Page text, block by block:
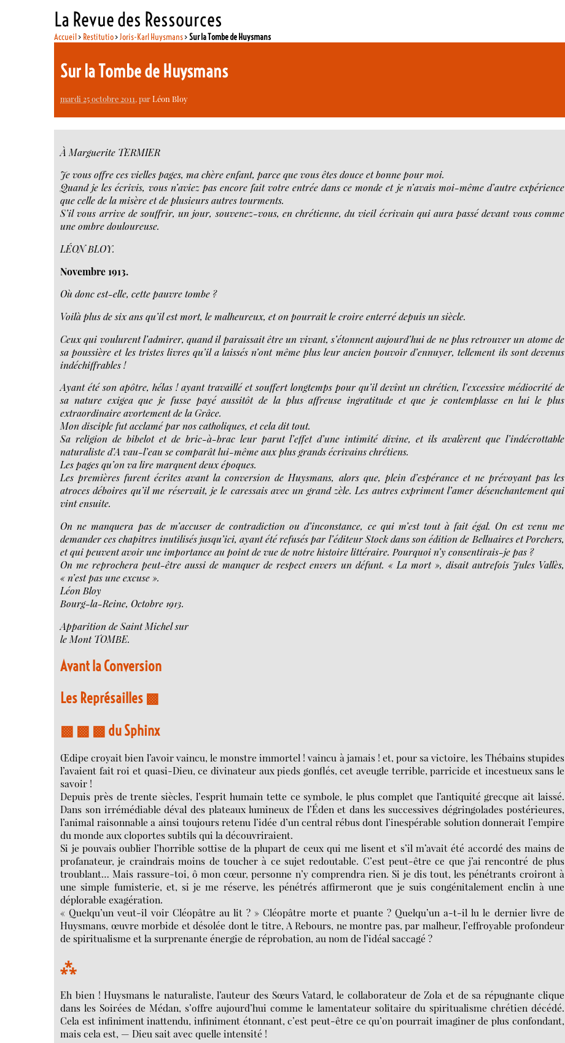
La Revue des Ressources
Accueil> Restitutio>Joris-Karl Huysmans>Sur la Tombe de Huysmans
Sur la Tombe de Huysmans
mardi 25 octobre 2011, parLéon Bloy
À Marguerite TERMIER
Je vous offre ces vielles pages, ma chère enfant, parce que vous êtes douce et bonne pour moi.
Quand je les écrivis, vous n’aviez pas encore fait votre entrée dans ce monde et je n’avais moi-même d’autre expérience
que celle de la misère et de plusieurs autres tourments.
S’il vous arrive de souffrir, un jour, souvenez-vous, en chrétienne, du vieil écrivain qui aura passé devant vous comme
une ombre douloureuse.
LÉON BLOY.
Novembre 1913.
Où donc est-elle, cette pauvre tombe ?
Voilà plus de six ans qu’il est mort, le malheureux, et on pourrait le croire enterré depuis un siècle.
Ceux qui voulurent l’admirer, quand il paraissait être un vivant, s’étonnent aujourd’hui de ne plus retrouver un atome de
sa poussière et les tristes livres qu’il a laissés n’ont même plus leur ancien pouvoir d’ennuyer, tellement ils sont devenus
indéchiffrables !
Ayant été son apôtre, hélas ! ayant travaillé et souffert longtemps pour qu’il devînt un chrétien, l’excessive médiocrité de
sa nature exigea que je fusse payé aussitôt de la plus affreuse ingratitude et que je contemplasse en lui le plus
extraordinaire avortement de la Grâce.
Mon disciple fut acclamé par nos catholiques, et cela dit tout.
Sa religion de bibelot et de bric-à-brac leur parut l’effet d’une intimité divine, et ils avalèrent que l’indécrottable
naturaliste d’A vau-l’eau se comparât lui-même aux plus grands écrivains chrétiens.
Les pages qu’on va lire marquent deux époques.
Les premières furent écrites avant la conversion de Huysmans, alors que, plein d’espérance et ne prévoyant pas les
atroces déboires qu’il me réservait, je le caressais avec un grand zèle. Les autres expriment l’amer désenchantement qui
vint ensuite.
On ne manquera pas de m’accuser de contradiction ou d’inconstance, ce qui m’est tout à fait égal. On est venu me
demander ces chapitres inutilisés jusqu’ici, ayant été refusés par l’éditeur Stock dans son édition de Belluaires et Porchers,
et qui peuvent avoir une importance au point de vue de notre histoire littéraire. Pourquoi n’y consentirais-je pas ?
On me reprochera peut-être aussi de manquer de respect envers un défunt. « La mort », disait autrefois Jules Vallès,
« n’est pas une excuse ».
Léon Bloy
Bourg-la-Reine, Octobre 1913.
Apparition de Saint Michel sur
le Mont TOMBE.
Avant la Conversion
Les Représailles ▩
▩ ▩ ▩ du Sphinx
Œdipe croyait bien l’avoir vaincu, le monstre immortel ! vaincu à jamais ! et, pour sa victoire, les Thébains stupides
l’avaient fait roi et quasi-Dieu, ce divinateur aux pieds gonflés, cet aveugle terrible, parricide et incestueux sans le
savoir !
Depuis près de trente siècles, l’esprit humain tette ce symbole, le plus complet que l’antiquité grecque ait laissé.
Dans son irrémédiable déval des plateaux lumineux de l’Éden et dans les successives dégringolades postérieures,
l’animal raisonnable a ainsi toujours retenu l’idée d’un central rébus dont l’inespérable solution donnerait l’empire
du monde aux cloportes subtils qui la découvriraient.
Si je pouvais oublier l’horrible sottise de la plupart de ceux qui me lisent et s’il m’avait été accordé des mains de
profanateur, je craindrais moins de toucher à ce sujet redoutable. C’est peut-être ce que j’ai rencontré de plus
troublant… Mais rassure-toi, ô mon cœur, personne n’y comprendra rien. Si je dis tout, les pénétrants croiront à
une simple fumisterie, et, si je me réserve, les pénétrés affirmeront que je suis congénitalement enclin à une
déplorable exagération.
« Quelqu’un veut-il voir Cléopâtre au lit ? » Cléopâtre morte et puante ? Quelqu’un a-t-il lu le dernier livre de
Huysmans, œuvre morbide et désolée dont le titre, A Rebours, ne montre pas, par malheur, l’effroyable profondeur
de spiritualisme et la surprenante énergie de réprobation, au nom de l’idéal saccagé ?
⁂
Eh bien ! Huysmans le naturaliste, l’auteur des Sœurs Vatard, le collaborateur de Zola et de sa répugnante clique
dans les Soirées de Médan, s’offre aujourd’hui comme le lamentateur solitaire du spiritualisme chrétien décédé.
Cela est infiniment inattendu, infiniment étonnant, c’est peut-être ce qu’on pourrait imaginer de plus confondant,
mais cela est, — Dieu sait avec quelle intensité !